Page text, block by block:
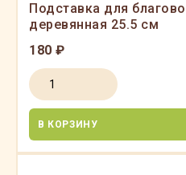
Подставка для
деревянная 25.5 см
180 ₽
В КОРЗИНУ